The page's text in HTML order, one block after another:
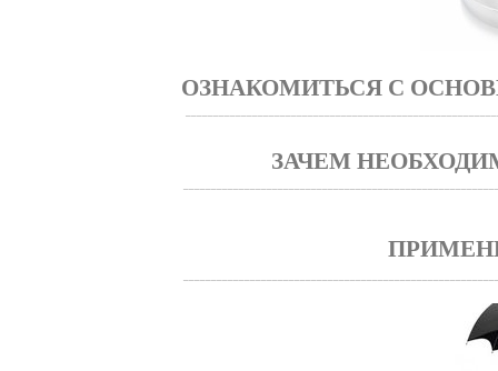
ОЗНАКОМИТЬСЯ С
ЗАЧЕМ